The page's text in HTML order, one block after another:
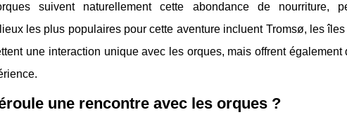
suivent naturellement cette abondance de nourriture,
les plus populaires pour cette aventure incluent Tromsø, les
une interaction unique avec les orques, mais offrent
une rencontre avec les orques ?